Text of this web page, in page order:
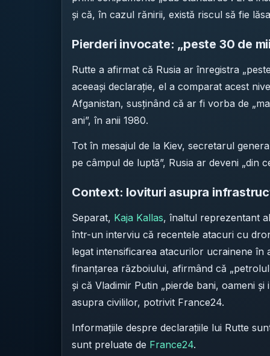
și că, în cazul rănirii, există riscul să fie
Pierderi invocate: „peste 30 de
Rutte a afirmat că Rusia ar înregistra
aceeași declarație, el a comparat acest
Afganistan, susținând că ar fi vorba de
ani”, în anii 1980.
Tot în mesajul de la Kiev, secretarul
pe câmpul de luptă”, Rusia ar deveni „din
Context: lovituri asupra
Separat, Kaja Kallas, înaltul reprezentant
într-un interviu că recentele atacuri cu
legat intensificarea atacurilor ucrainene în
finanțarea războiului, afirmând că
și că Vladimir Putin „pierde bani, oameni
asupra civililor, potrivit France24.
Informațiile despre declarațiile lui Rutte
sunt preluate de France24.